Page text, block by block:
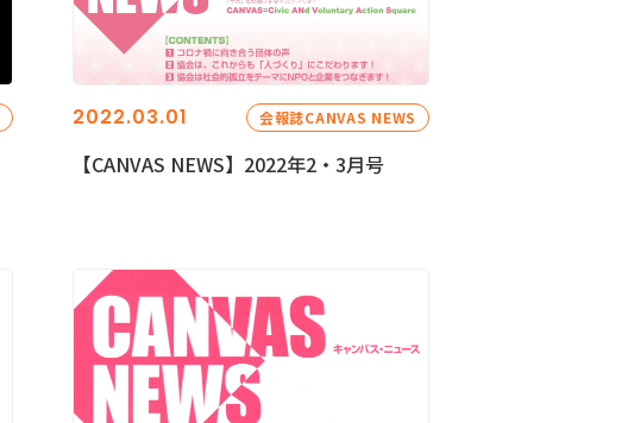
2022.03.01 会報誌CANVAS NEWS
【CANVAS NEWS】2022年2・3月号